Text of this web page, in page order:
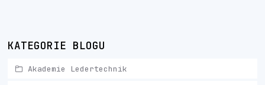
KATEGORIE BLOGU
Akademie Ledertechnik